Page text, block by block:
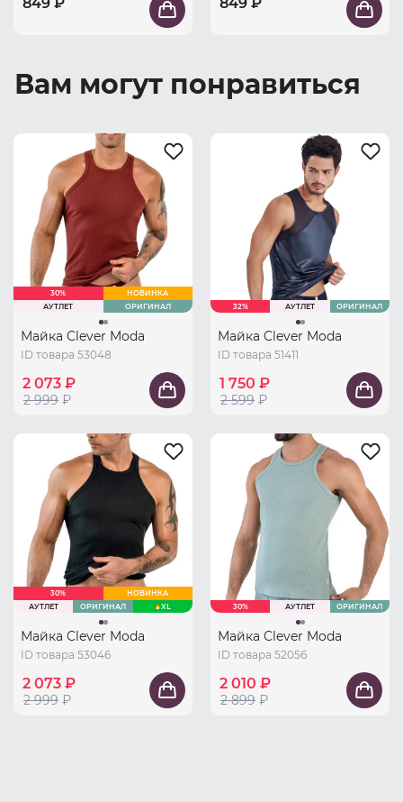
Вам могут понравиться
30%
НОВИНКА
АУТЛЕТ
ОРИГИНАЛ
Майка Clever Moda
ID товара 53048
2 073 ₽
2 999 ₽
32% АУТЛЕТ ОРИГИНАЛ
Майка Clever Moda
ID товара 51411
1 750 ₽
2 599 ₽
30%
НОВИНКА
АУТЛЕТ
ОРИГИНАЛ XL
Майка Clever Moda
ID товара 53046
2 073 ₽
2 999 ₽
30% АУТЛЕТ ОРИГИНАЛ
Майка Clever Moda
ID товара 52056
2 010 ₽
2 899 ₽